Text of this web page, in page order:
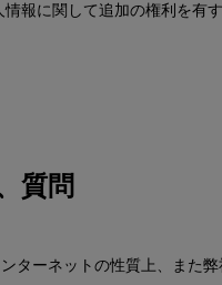
情報に関して追加の権利を有
質問
ターネットの性質上、また弊